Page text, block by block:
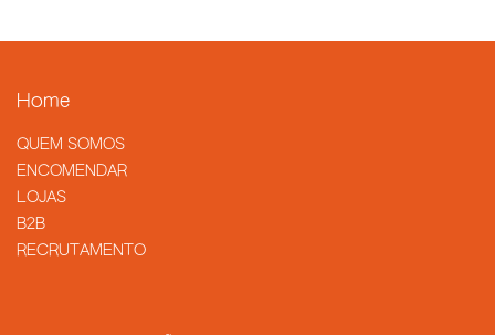
Home
QUEM SOMOS
​ENCOMENDAR
LOJAS
B2B
RECRUTAMENTO